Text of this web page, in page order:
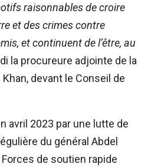
raisonnables de croire
et des crimes contre
et continuent de l’être, au
la procureure adjointe de la
devant le Conseil de
avril 2023 par une lutte de
du général Abdel
de soutien rapide